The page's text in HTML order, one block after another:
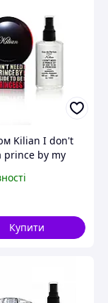
Kilian I don't
prince by my
Analogue 65ml
Купити